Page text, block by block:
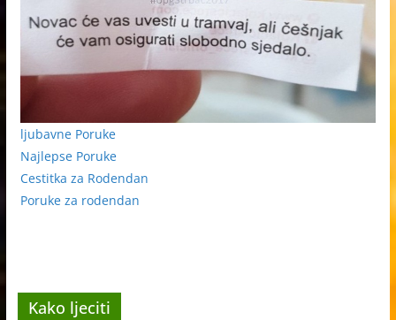
ljubavne Poruke
Najlepse Poruke
Cestitka za Rodendan
Poruke za rodendan
Kako ljeciti